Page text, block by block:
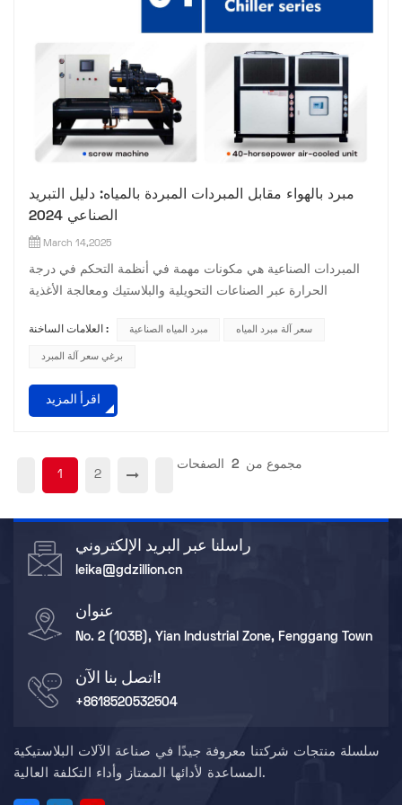
مبرد بالهواء مقابل المبردات المبردة بالمياه: دليل التبريد
الصناعي 2024
March 14,2025
المبردات الصناعية هي مكونات مهمة في أنظمة التحكم في درجة
الحرارة عبر الصناعات التحويلية والبلاستيك ومعالجة الأغذية
والمبرد بالماء والمبرغي يساعد الشركات على تحسين العمليات
وتقليل التكاليف يستكشف هذا الدليل المزايا الفريدة لكل نوع المبرد
العلامات الساخنة : مبرد المياه الصناعية سعر آلة مبرد المياه
برغي سعر آلة المبرد
اقرأ المزيد
1 2
مجموع من 2 الصفحات
راسلنا عبر البريد الإلكتروني
leika@gdzillion.cn
عنوان
No. 2 (103B), Yian Industrial Zone, Fenggang Town
اتصل بنا الآن!
+8618520532504
سلسلة منتجات شركتنا معروفة جيدًا في صناعة الآلات البلاستيكية
المساعدة لأدائها الممتاز وأداء التكلفة العالية.